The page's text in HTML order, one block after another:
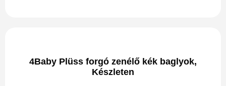
4Baby Plüss forgó zenélő kék baglyok,
Készleten